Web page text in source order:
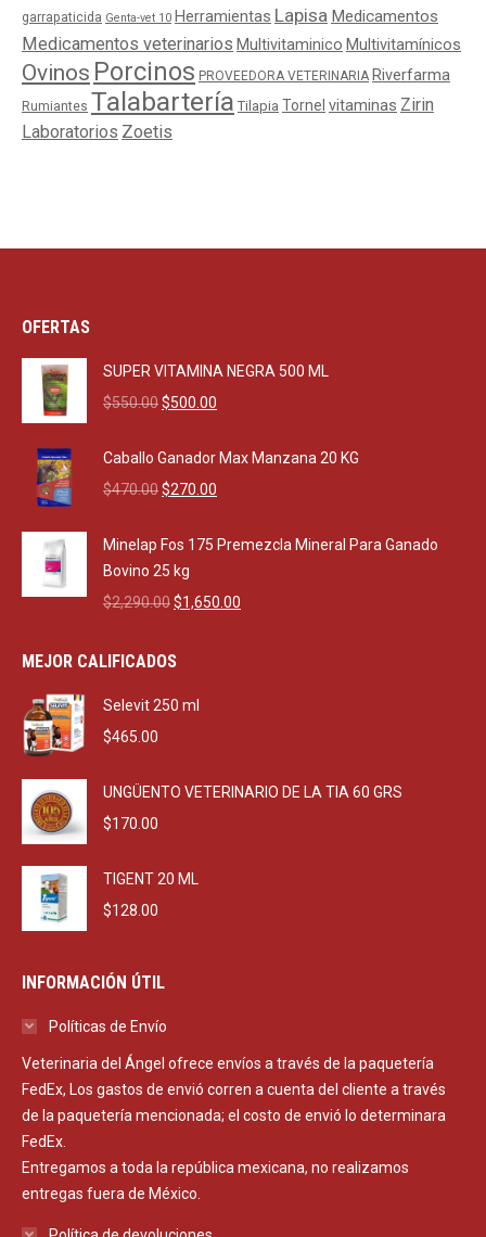
garrapaticida Genta-vet 10 Herramientas Lapisa Medicamentos
Medicamentos veterinarios Multivitaminico Multivitamínicos
Ovinos Porcinos PROVEEDORA VETERINARIA Riverfarma
Rumiantes Talabartería Tilapia Tornel vitaminas Zirin
Laboratorios Zoetis
OFERTAS
SUPER VITAMINA NEGRA 500 ML
$550.00Original
was:
$550.00.
$500.00
is:
Caballo Ganador Max Manzana 20 KG
$470.00Original
was:
$470.00.
$270.00
is:
Minelap Fos 175 Premezcla Mineral Para Ganado
Bovino 25 kg
$2,290.00Original
was:
$1,650.00
MEJOR CALIFICADOS
Selevit 250 ml
$465.00
UNGÜENTO VETERINARIO DE LA TIA 60 GRS
$170.00
TIGENT 20 ML
$128.00
INFORMACIÓN ÚTIL
Políticas de Envío
Veterinaria del Ángel ofrece envíos a través de la paquetería
FedEx, Los gastos de envió corren a cuenta del cliente a través
de la paquetería mencionada; el costo de envió lo determinara
FedEx.
Entregamos a toda la república mexicana, no realizamos
entregas fuera de México.